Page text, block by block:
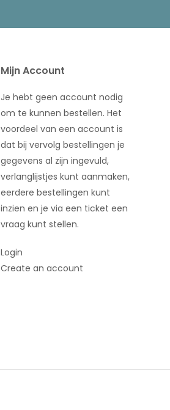
Mijn Account
Je hebt geen account nodig
om te kunnen bestellen. Het
voordeel van een account is
dat bij vervolg bestellingen je
gegevens al zijn ingevuld,
verlanglijstjes kunt aanmaken,
eerdere bestellingen kunt
inzien en je via een ticket een
vraag kunt stellen.
Login
Create an account